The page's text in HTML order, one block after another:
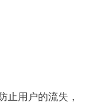
止用户的流失，